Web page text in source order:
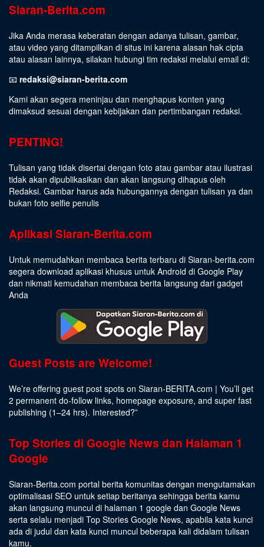
Siaran-Berita.com
Jika Anda merasa keberatan dengan adanya tulisan, gambar,
atau video yang ditampilkan di situs ini karena alasan hak cipta
atau alasan lainnya, silakan hubungi tim redaksi melalui email di:
📧 redaksi@siaran-berita.com
Kami akan segera meninjau dan menghapus konten yang
dimaksud sesuai dengan kebijakan dan pertimbangan redaksi.
PENTING!
Tulisan yang tidak disertai dengan foto atau gambar atau ilustrasi
tidak akan dipublikasikan dan akan langsung dihapus oleh
Redaksi. Gambar harus ada hubungannya dengan tulisan ya dan
bukan foto selfie penulis
Aplikasi Siaran-Berita.com
Untuk memudahkan membaca berita terbaru di Siaran-berita.com
segera download aplikasi khusus untuk Android di Google Play
dan nikmati kemudahan membaca berita langsung dari gadget
Anda
Guest Posts are Welcome!
We’re offering guest post spots on Siaran-BERITA.com | You’ll get
2 permanent do-follow links, homepage exposure, and super fast
publishing (1–24 hrs). Interested?”
Top Stories di Google News dan Halaman 1
Google
Siaran-Berita.com portal berita komunitas dengan mengutamakan
optimalisasi SEO untuk setiap beritanya sehingga berita kamu
akan langsung muncul di halaman 1 google dan Google News
serta selalu menjadi Top Stories Google News, apabila kata kunci
ada di judul dan kata kunci muncul beberapa kali didalam tulisan
kamu.